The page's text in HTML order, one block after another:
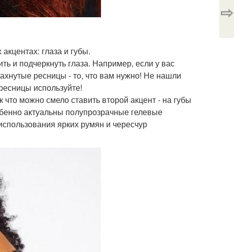
глаза и губы.
и подчеркнуть глаза. Например, если у вас
ресницы - то, что вам нужно! Не нашли
используйте!
можно смело ставить второй акцент - на губы
актуальны полупрозрачные гелевые
ярких румян и чересчур
⇨